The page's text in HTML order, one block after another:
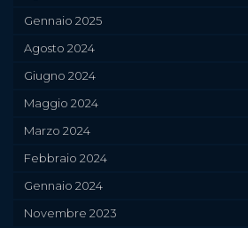
Gennaio 2025
Agosto 2024
Giugno 2024
Maggio 2024
Marzo 2024
Febbraio 2024
Gennaio 2024
Novembre 2023